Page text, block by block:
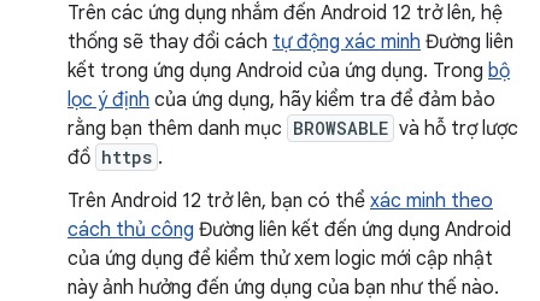
Trên các ứng dụng nhắm đến Android 12 trở lên, hệ
thống sẽ thay đổi cách tự động xác minh Đường liên
kết trong ứng dụng Android của ứng dụng. Trong bộ
lọc ý định của ứng dụng, hãy kiểm tra để đảm bảo
rằng bạn thêm danh mục BROWSABLE và hỗ trợ lược
đồ https .
Trên Android 12 trở lên, bạn có thể xác minh theo
cách thủ công Đường liên kết đến ứng dụng Android
của ứng dụng để kiểm thử xem logic mới cập nhật
này ảnh hưởng đến ứng dụng của bạn như thế nào.